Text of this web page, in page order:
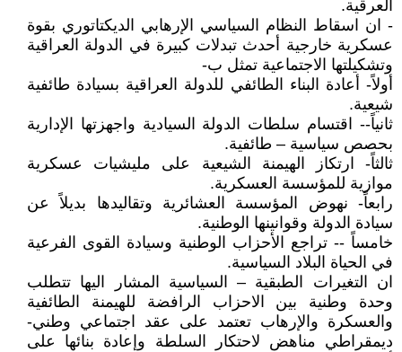
العرقية.
- ان اسقاط النظام السياسي الإرهابي الديكتاتوري بقوة
عسكرية خارجية أحدث تبدلات كبيرة في الدولة العراقية
وتشكيلتها الاجتماعية تمثل ب-
أولاً- أعادة البناء الطائفي للدولة العراقية بسيادة طائفية
شيعية.
ثانياً-- اقتسام سلطات الدولة السيادية واجهزتها الإدارية
بحصص سياسية – طائفية.
ثالثاً- ارتكاز الهيمنة الشيعية على مليشيات عسكرية
موازية للمؤسسة العسكرية.
رابعاً- نهوض المؤسسة العشائرية وتقاليدها بديلاً عن
سيادة الدولة وقوانينها الوطنية.
خامساً -- تراجع الأحزاب الوطنية وسيادة القوى الفرعية
في الحياة البلاد السياسية.
ان التغيرات الطبقية – السياسية المشار اليها تتطلب
وحدة وطنية بين الاحزاب الرافضة للهيمنة الطائفية
والعسكرة والإرهاب تعتمد على عقد اجتماعي وطني-
ديمقراطي مناهض لاحتكار السلطة وإعادة بنائها على